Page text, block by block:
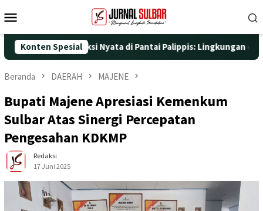
ke
Mobile
Konten Spesial
dengan Aksi Nyata di Pantai Palippis: Lingkungan dan
Beranda DAERAH MAJENE
Bupati Majene Apresiasi Kemenkum
Sulbar Atas Sinergi Percepatan
Pengesahan KDKMP
Redaksi
17 Juni 2025